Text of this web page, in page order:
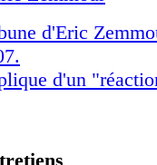
d'Eric
d'un